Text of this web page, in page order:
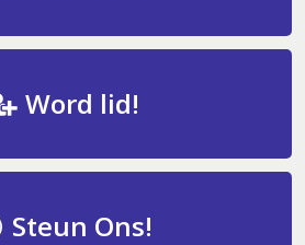
Word lid!
Steun Ons!